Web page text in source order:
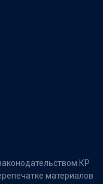
КР
материалов